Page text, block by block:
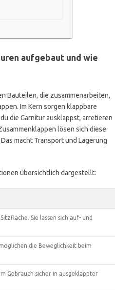
aufgebaut und wie
Bauteilen, die zusammenarbeiten,
Im Kern sorgen klappbare
die Garnitur ausklappst, arretieren
lösen sich diese
macht Transport und Lagerung
übersichtlich dargestellt:
Sie lassen sich auf- und
die Beweglichkeit beim
Gebrauch sicher in ausgeklappter